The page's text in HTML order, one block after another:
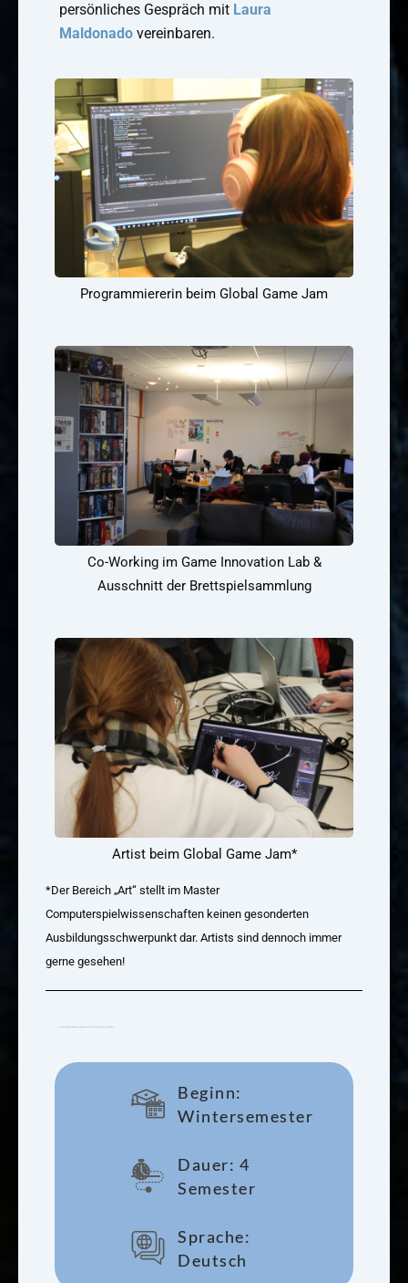
persönliches Gespräch mit Laura
Maldonado vereinbaren.
Programmiererin beim Global Game Jam
Co-Working im Game Innovation Lab &
Ausschnitt der Brettspielsammlung
Artist beim Global Game Jam*
*Der Bereich „Art“ stellt im Master
Computerspielwissenschaften keinen gesonderten
Ausbildungsschwerpunkt dar. Artists sind dennoch immer
gerne gesehen!
Beginn:
Wintersemester
Dauer: 4
Semester
Sprache:
Deutsch